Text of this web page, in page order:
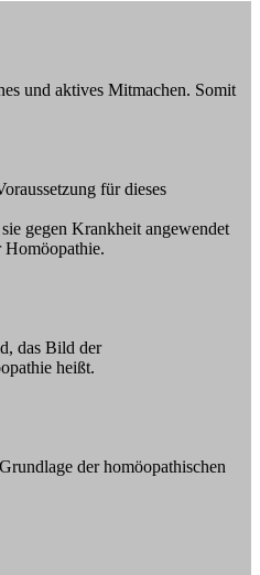
und aktives Mitmachen. Somit
für dieses
gegen Krankheit angewendet
Homöopathie.
das Bild der
heißt.
der homöopathischen